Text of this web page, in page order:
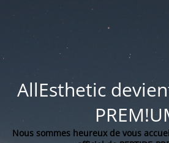
AllEsthetic
Nous sommes heureux de vous